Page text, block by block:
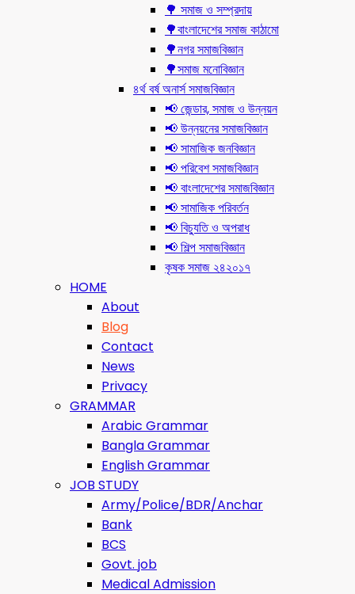
🌳 সমাজ ও সম্প্রদায়
🌳বাংলাদেশের সমাজ কাঠামো
🌳নগর সমাজবিজ্ঞান
🌳সমাজ মনোবিজ্ঞান
৪র্থ বর্ষ অনার্স সমাজবিজ্ঞান
📢 জেন্ডার, সমাজ ও উন্নয়ন
📢 উন্নয়নের সমাজবিজ্ঞান
📢 সামাজিক জনবিজ্ঞান
📢 পরিবেশ সমাজবিজ্ঞান
📢 বাংলাদেশের সমাজবিজ্ঞান
📢 সামাজিক পরিবর্তন
📢 বিচ্যুতি ও অপরাধ
📢 শিল্প সমাজবিজ্ঞান
কৃষক সমাজ ২৪২০১৭
HOME
About
Blog
Contact
News
Privacy
GRAMMAR
Arabic Grammar
Bangla Grammar
English Grammar
JOB STUDY
Army/Police/BDR/Anchar
Bank
BCS
Govt. job
Medical Admission